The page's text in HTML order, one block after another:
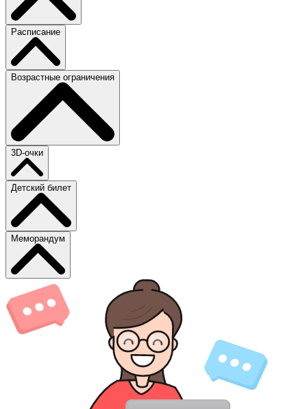
Расписание
Возрастные ограничения
3D-очки
Детский билет
Меморандум